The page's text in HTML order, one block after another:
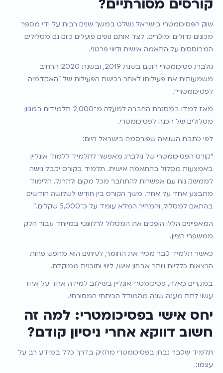
קורסים מסורתיים?
שוק הפסיכומטרי בישראל נשלט במשך שנים רבות על ידי מספר
מכונים גדולים ומוכרים. לצד אותם גופים פועלים כיום גם מסלולים
המבוססים על התאמה אישית וליווי פרטני.
גולברג פסיכומטרי הוקם בשנת 2019, ובשנת 2020 הרחיב
משמעותית את פעילותו לאחר רכישת הפעילות של "האקדמיה
לפסיכומטרי".
מאז למדו במסגרת החברה למעלה מ־2,000 תלמידים במגוון
מסלולים של הכנה לפסיכומטרי.
לפי כתבת השוואה שפורסמה בישראל היום:
"קורס הפסיכומטרי של גולברג מאפשר לתלמיד ללמוד אונליין
באמצעות מסלול בהתאמה אישית. תלמיד בקורס יקבל גישה
לממשק נוח עם אפשרות להתחבר מכל מקום ולתרגל. הלימוד
מתבצע אחד על אחד. משך הקורס בין חודש לשלושה חודשים
בהתאם למסלול, והמחיר המלא עומד על כ־5,000 שקלים."
המאפיינים הללו הופכים את המסלול לרלוונטי במיוחד עבור חלק
ממשפרי הציון.
כאשר תלמיד כבר מכיר את החומר, לעיתים הוא מחפש פחות
הרצאות כלליות ויותר אבחון אישי, ליווי ותוכנית ממוקדת.
במקרים כאלה, פסיכומטרי אונליין בשילוב למידה אחד על אחד
עשוי לתת מענה שונה מהמודל הכיתתי המסורתי.
יחס אישי בפסיכומטרי: למה זה
חשוב דווקא אחרי ניסיון קודם?
תלמיד שכבר נבחן בפסיכומטרי מחזיק בדרך כלל במידע רב על
עצמו: